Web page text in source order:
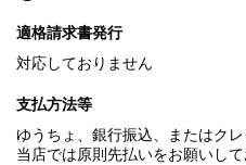
適格請求書発行
対応しておりません
支払方法等
ゆうちょ、銀行振込、またはクレ
当店では原則先払いをお願いして